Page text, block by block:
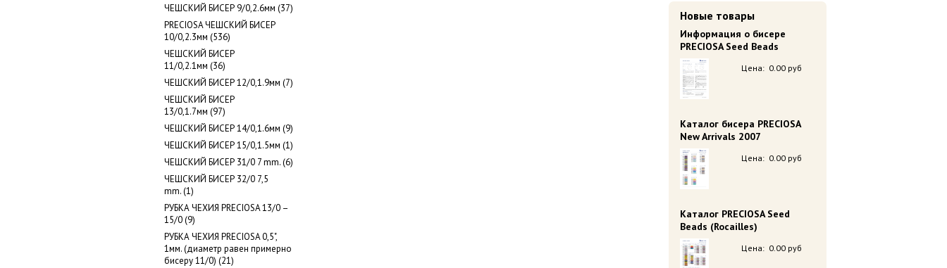
Новые товары
Информация о бисере
PRECIOSA Seed Beads
Цена: 0.00 руб
Каталог бисера PRECIOSA
New Arrivals 2007
Цена: 0.00 руб
Каталог PRECIOSA Seed
Beads (Rocailles)
Цена: 0.00 руб
ЧЕШСКИЙ БИСЕР 9/0,2.6мм (37)
PRECIOSA ЧЕШСКИЙ БИСЕР
10/0,2.3мм (536)
ЧЕШСКИЙ БИСЕР
11/0,2.1мм (36)
ЧЕШСКИЙ БИСЕР 12/0,1.9мм (7)
ЧЕШСКИЙ БИСЕР
13/0,1.7мм (97)
ЧЕШСКИЙ БИСЕР 14/0,1.6мм (9)
ЧЕШСКИЙ БИСЕР 15/0,1.5мм (1)
ЧЕШСКИЙ БИСЕР 31/0 7 mm. (6)
ЧЕШСКИЙ БИСЕР 32/0 7,5
mm. (1)
РУБКА ЧЕХИЯ PRECIOSA 13/0 –
15/0 (9)
РУБКА ЧЕХИЯ PRECIOSA 0,5",
1мм. (диаметр равен примерно
бисеру 11/0) (21)